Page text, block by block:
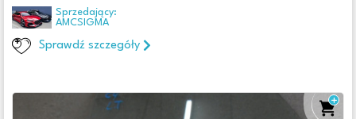
Sprzedający:
AMCSIGMA
Sprawdź szczegóły